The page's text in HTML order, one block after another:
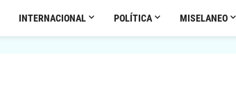
INTERNACIONAL POLÍTICA MISELANEO